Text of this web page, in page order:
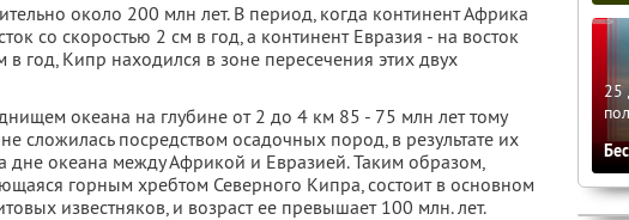
около 200 млн лет. В период, когда континент Африка
со скоростью 2 см в год, а континент Евразия - на восток
в год, Кипр находился в зоне пересечения этих двух
океана на глубине от 2 до 4 км 85 - 75 млн лет тому
сложилась посредством осадочных пород, в результате их
дне океана между Африкой и Евразией. Таким образом,
горным хребтом Северного Кипра, состоит в основном
известняков, и возраст ее превышает 100 млн. лет.
25